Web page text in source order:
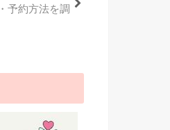
予約方法を調